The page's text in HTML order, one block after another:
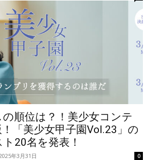
順位は？！美少女コンテ
「美少女甲子園Vol.23」の
20名を発表！
年3月31日 0